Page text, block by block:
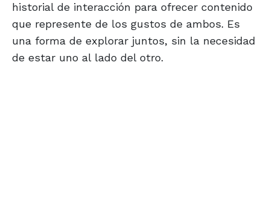
historial de interacción para ofrecer contenido
que represente de los gustos de ambos. Es
una forma de explorar juntos, sin la necesidad
de estar uno al lado del otro.